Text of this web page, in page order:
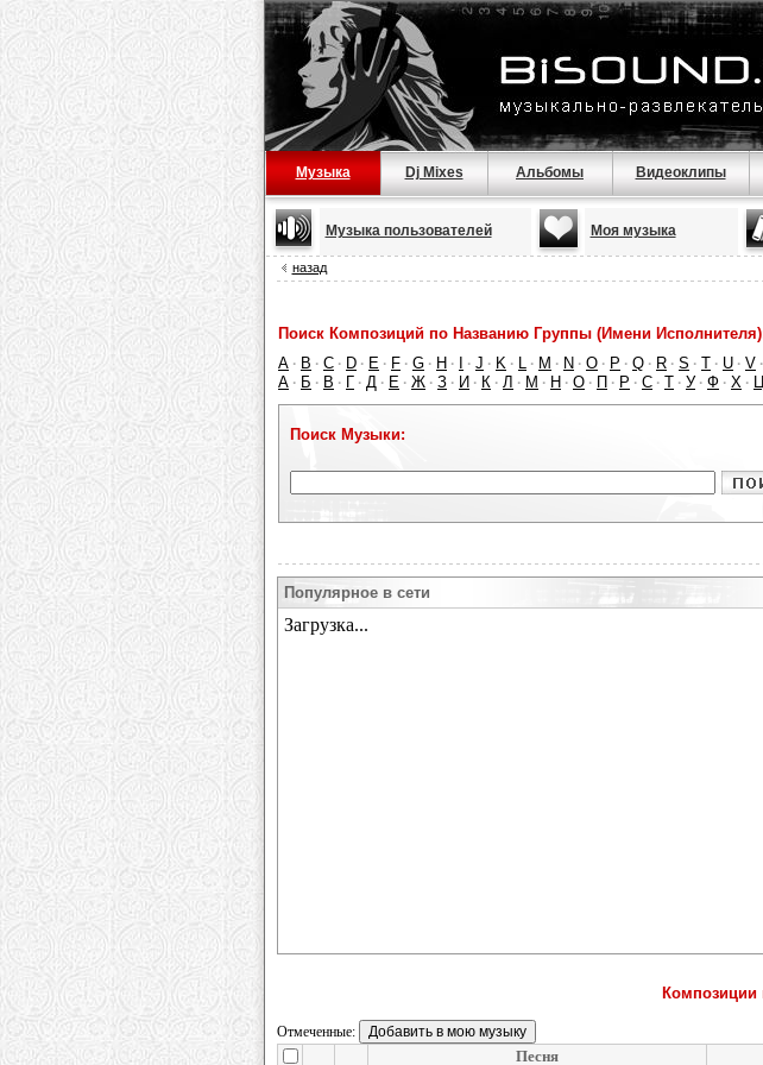
Музыка Dj Mixes Альбомы Видеоклипы
Музыка пользователей Моя музыка
назад
Поиск Композиций по Названию Группы (Имени
A · B · C · D · E · F · G · H · · J · K · L · M · N · O · P · Q · R · S · T · U · V ·
А · Б · В · Г · Д · Е · Ж · З · И · К · Л · М · Н · О · П · Р · С · Т · У · Ф · Х ·
Поиск Музыки:
Популярное в сети
Композиции
Отмеченные:
Песня